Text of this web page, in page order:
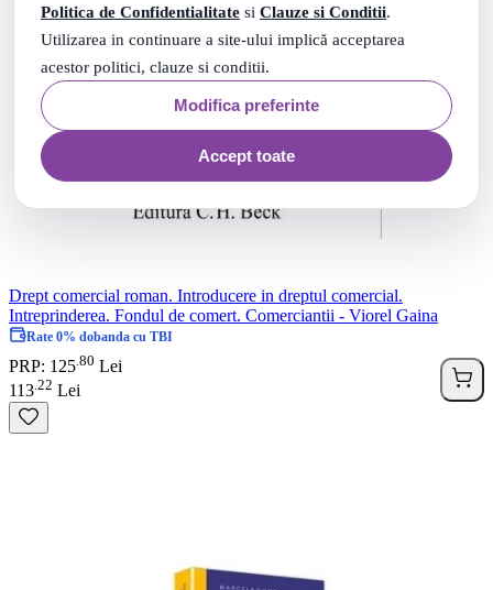
Politica de Confidentialitate si Clauze si Conditii.
Utilizarea in continuare a site-ului implică acceptarea
acestor politici, clauze si conditii.
Modifica preferinte
Accept toate
Drept comercial roman. Introducere in dreptul comercial.
Intreprinderea. Fondul de comert. Comerciantii - Viorel Gaina
Rate 0% dobanda cu TBI
PRP: 125 80 Lei
113 22 Lei